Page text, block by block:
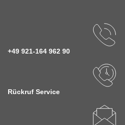
+49 921-164 962 90
Rückruf Service